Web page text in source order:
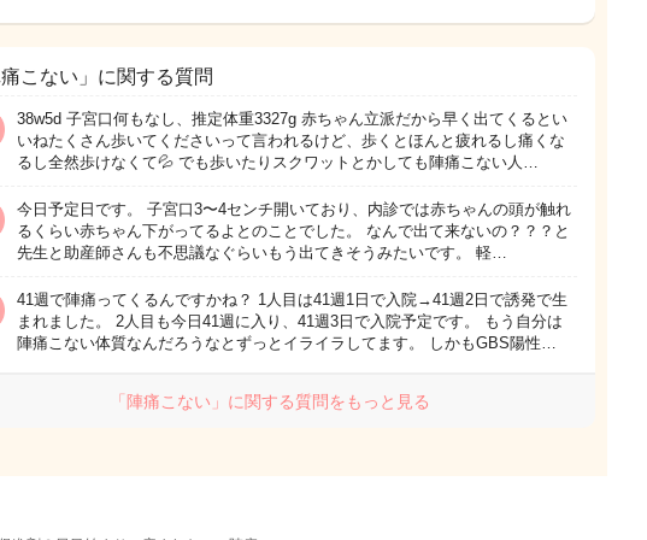
こない」に関する質問
38w5d 子宮口何もなし、推定体重3327g 赤ちゃん立派だから早く出てくるとい
いねたくさん歩いてくださいって言われるけど、歩くとほんと疲れるし痛くな
るし全然歩けなくて💦 でも歩いたりスクワットとかしても陣痛こない人…
今日予定日です。 子宮口3〜4センチ開いており、内診では赤ちゃんの頭が触れ
るくらい赤ちゃん下がってるよとのことでした。 なんで出て来ないの？？？と
先生と助産師さんも不思議なぐらいもう出てきそうみたいです。 軽…
41週で陣痛ってくるんですかね？ 1人目は41週1日で入院→41週2日で誘発で生
まれました。 2人目も今日41週に入り、41週3日で入院予定です。 もう自分は
陣痛こない体質なんだろうなとずっとイライラしてます。 しかもGBS陽性…
「陣痛こない」に関する質問をもっと見る